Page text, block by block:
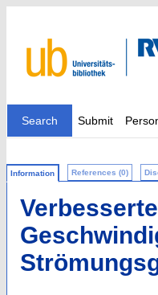
Search Submit
Information References (0)